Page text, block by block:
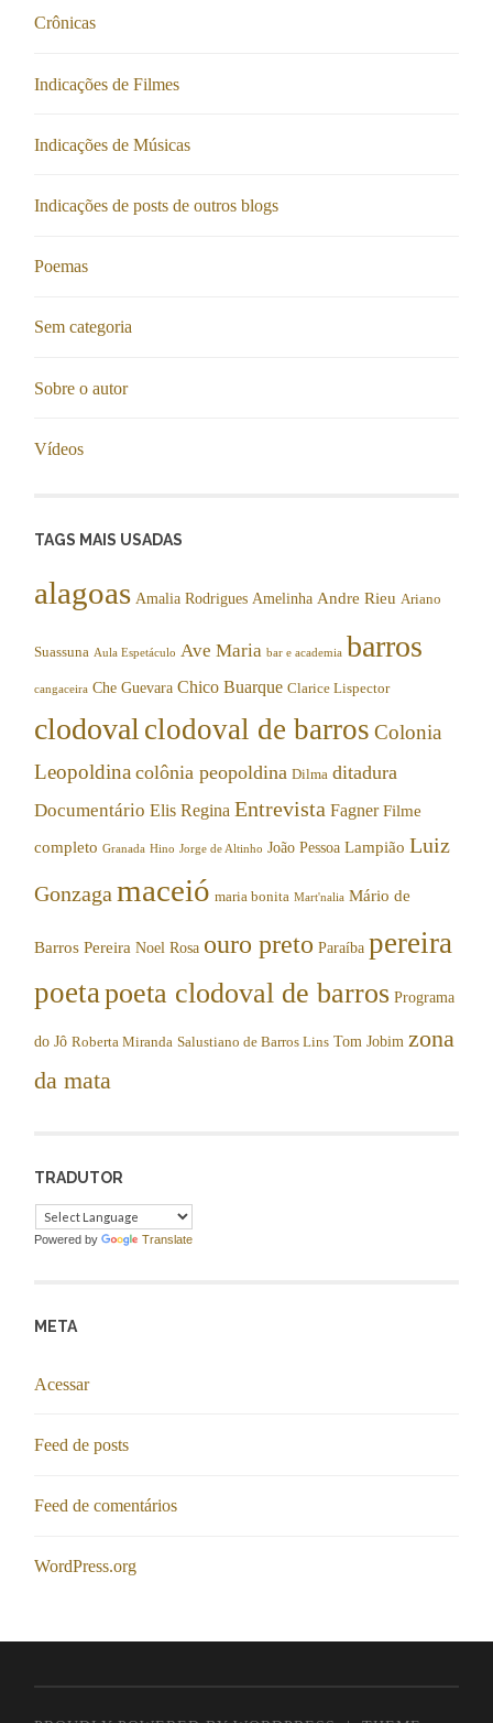
Crônicas
Indicações de Filmes
Indicações de Músicas
Indicações de posts de outros blogs
Poemas
Sem categoria
Sobre o autor
Vídeos
TAGS MAIS USADAS
alagoas Amalia Rodrigues Amelinha Andre Rieu Ariano
Suassuna Aula Espetáculo Ave Maria bar e academia barros
cangaceira Che Guevara Chico Buarque Clarice Lispector
clodoval clodoval de barros Colonia
Leopoldina colônia peopoldina Dilma ditadura
Documentário Elis Regina Entrevista Fagner Filme
completo Granada Hino Jorge de Altinho João Pessoa Lampião Luiz
Gonzaga maceió maria bonita Mart'nalia Mário de
Barros Pereira Noel Rosa ouro preto Paraíba pereira
poetapoeta clodoval de barros Programa
do Jô Roberta Miranda Salustiano de Barros Lins Tom Jobim zona
da mata
TRADUTOR
Powered by Translate
META
Acessar
Feed de posts
Feed de comentários
WordPress.org